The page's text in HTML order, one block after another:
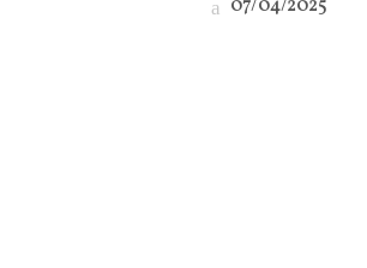
07/04/2025